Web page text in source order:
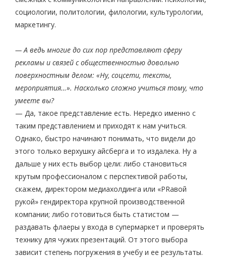
социологии, политологии, филологии, культурологии,
маркетингу.
— А ведь многие до сих пор представляют сферу
рекламы и связей с общественностью довольно
поверхностным делом: «Ну, соцсети, тексты,
мероприятия…». Насколько сложно учиться тому, что
умеете вы?
— Да, такое представление есть. Нередко именно с
таким представлением и приходят к нам учиться.
Однако, быстро начинают понимать, что видели до
этого только верхушку айсберга и то издалека. Ну а
дальше у них есть выбор цели: либо становиться
крутым профессионалом с перспективой работы,
скажем, директором медиахолдинга или «PRавой
рукой» гендиректора крупной производственной
компании; либо готовиться быть статистом —
раздавать флаеры у входа в супермаркет и проверять
технику для чужих презентаций. От этого выбора
зависит степень погружения в учебу и ее результаты.